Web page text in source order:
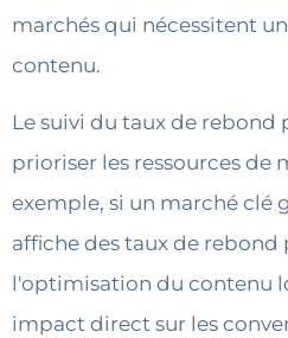
marchés qui nécessitent
contenu.
Le suivi du taux de rebond
prioriser les ressources de
exemple, si un marché clé
affiche des taux de rebond
l'optimisation du contenu
impact direct sur les